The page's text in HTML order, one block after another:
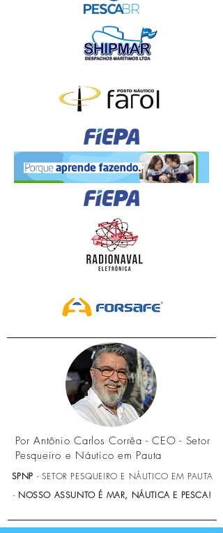
Por Antônio Carlos Corrêa - CEO - Setor
Pesqueiro e Náutico em Pauta
SPNP - SETOR PESQUEIRO E NÁUTICO EM PAUTA
- NOSSO ASSUNTO É MAR, NÁUTICA E PESCA!